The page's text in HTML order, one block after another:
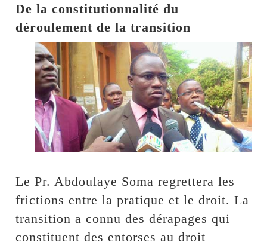
De la constitutionnalité du
déroulement de la transition
Le Pr. Abdoulaye Soma regrettera les
frictions entre la pratique et le droit. La
transition a connu des dérapages qui
constituent des entorses au droit